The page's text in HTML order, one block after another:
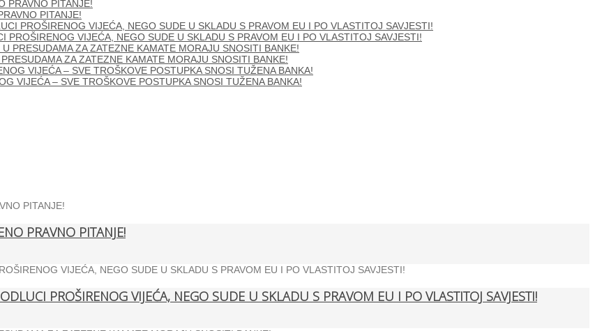
PITANJE!
VIJEĆA, NEGO SUDE U SKLADU S PRAVOM EU I PO VLASTITOJ SAVJESTI!
ZA ZATEZNE KAMATE MORAJU SNOSITI BANKE!
VIJEĆA – SVE TROŠKOVE POSTUPKA SNOSI TUŽENA BANKA!
PRAVNO PITANJE!
PROŠIRENOG VIJEĆA, NEGO SUDE U SKLADU S PRAVOM EU I PO VLASTITOJ SAVJESTI!